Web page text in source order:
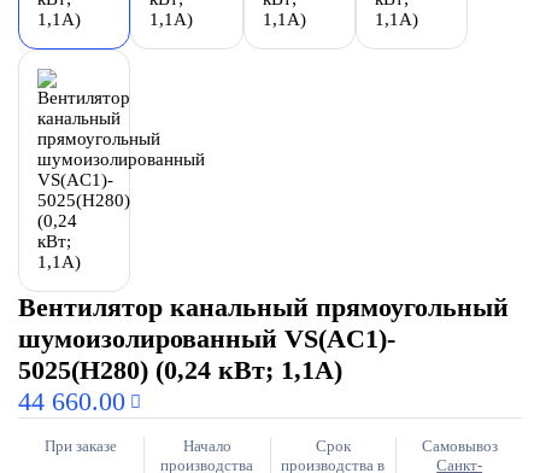
Вентилятор канальный прямоугольный
шумоизолированный VS(AC1)-
5025(H280) (0,24 кВт; 1,1А)
44 660.00
При заказе
Начало
производства
Срок
производства в
Самовывоз
Санкт-